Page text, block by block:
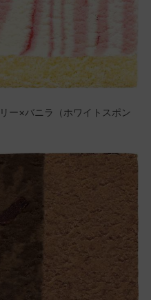
ー×バニラ（ホワイトスポン